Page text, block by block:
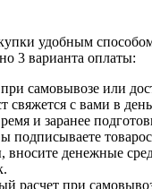
удобным
3 варианта оплаты:
самовывозе или
свяжется с вами в
и заранее
подписываете
вносите денежные
расчет при